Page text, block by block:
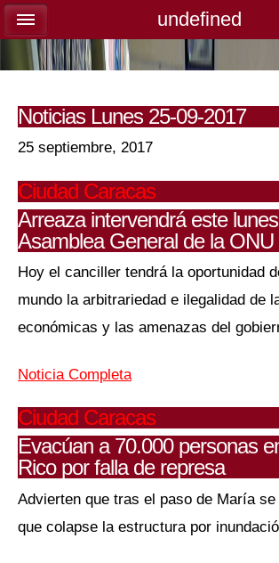
Noticias Lunes 25-09-2017
25 septiembre, 2017
Ciudad Caracas
Arreaza intervendrá este
Asamblea General de la ONU
Hoy el canciller tendrá la oportunidad
mundo la arbitrariedad e ilegalidad de
económicas y las amenazas del
Noticia Completa
Ciudad Caracas
Evacúan a 70.000 personas
Rico por falla de represa
Advierten que tras el paso de María
que colapse la estructura por
undefined
undefined